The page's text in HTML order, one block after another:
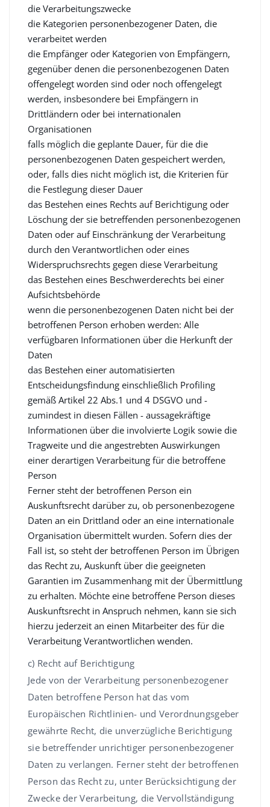
die Verarbeitungszwecke
die Kategorien personenbezogener Daten, die
verarbeitet werden
die Empfänger oder Kategorien von Empfängern,
gegenüber denen die personenbezogenen Daten
offengelegt worden sind oder noch offengelegt
werden, insbesondere bei Empfängern in
Drittländern oder bei internationalen
Organisationen
falls möglich die geplante Dauer, für die die
personenbezogenen Daten gespeichert werden,
oder, falls dies nicht möglich ist, die Kriterien für
die Festlegung dieser Dauer
das Bestehen eines Rechts auf Berichtigung oder
Löschung der sie betreffenden personenbezogenen
Daten oder auf Einschränkung der Verarbeitung
durch den Verantwortlichen oder eines
Widerspruchsrechts gegen diese Verarbeitung
das Bestehen eines Beschwerderechts bei einer
Aufsichtsbehörde
wenn die personenbezogenen Daten nicht bei der
betroffenen Person erhoben werden: Alle
verfügbaren Informationen über die Herkunft der
Daten
das Bestehen einer automatisierten
Entscheidungsfindung einschließlich Profiling
gemäß Artikel 22 Abs.1 und 4 DSGVO und -
zumindest in diesen Fällen - aussagekräftige
Informationen über die involvierte Logik sowie die
Tragweite und die angestrebten Auswirkungen
einer derartigen Verarbeitung für die betroffene
Person
Ferner steht der betroffenen Person ein
Auskunftsrecht darüber zu, ob personenbezogene
Daten an ein Drittland oder an eine internationale
Organisation übermittelt wurden. Sofern dies der
Fall ist, so steht der betroffenen Person im Übrigen
das Recht zu, Auskunft über die geeigneten
Garantien im Zusammenhang mit der Übermittlung
zu erhalten. Möchte eine betroffene Person dieses
Auskunftsrecht in Anspruch nehmen, kann sie sich
hierzu jederzeit an einen Mitarbeiter des für die
Verarbeitung Verantwortlichen wenden.
c) Recht auf Berichtigung
Jede von der Verarbeitung personenbezogener
Daten betroffene Person hat das vom
Europäischen Richtlinien- und Verordnungsgeber
gewährte Recht, die unverzügliche Berichtigung
sie betreffender unrichtiger personenbezogener
Daten zu verlangen. Ferner steht der betroffenen
Person das Recht zu, unter Berücksichtigung der
Zwecke der Verarbeitung, die Vervollständigung